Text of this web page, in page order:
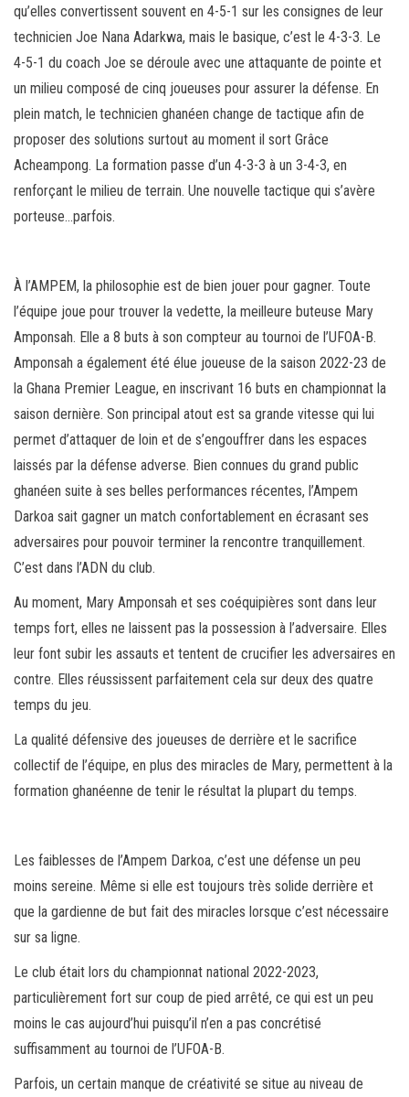
qu’elles convertissent souvent en 4-5-1 sur les consignes de leur
technicien Joe Nana Adarkwa, mais le basique, c’est le 4-3-3. Le
4-5-1 du coach Joe se déroule avec une attaquante de pointe et
un milieu composé de cinq joueuses pour assurer la défense. En
plein match, le technicien ghanéen change de tactique afin de
proposer des solutions surtout au moment il sort Grâce
Acheampong. La formation passe d’un 4-3-3 à un 3-4-3, en
renforçant le milieu de terrain. Une nouvelle tactique qui s’avère
porteuse…parfois.
À l’AMPEM, la philosophie est de bien jouer pour gagner. Toute
l’équipe joue pour trouver la vedette, la meilleure buteuse Mary
Amponsah. Elle a 8 buts à son compteur au tournoi de l’UFOA-B.
Amponsah a également été élue joueuse de la saison 2022-23 de
la Ghana Premier League, en inscrivant 16 buts en championnat la
saison dernière. Son principal atout est sa grande vitesse qui lui
permet d’attaquer de loin et de s’engouffrer dans les espaces
laissés par la défense adverse. Bien connues du grand public
ghanéen suite à ses belles performances récentes, l’Ampem
Darkoa sait gagner un match confortablement en écrasant ses
adversaires pour pouvoir terminer la rencontre tranquillement.
C’est dans l’ADN du club.
Au moment, Mary Amponsah et ses coéquipières sont dans leur
temps fort, elles ne laissent pas la possession à l’adversaire. Elles
leur font subir les assauts et tentent de crucifier les adversaires en
contre. Elles réussissent parfaitement cela sur deux des quatre
temps du jeu.
La qualité défensive des joueuses de derrière et le sacrifice
collectif de l’équipe, en plus des miracles de Mary, permettent à la
formation ghanéenne de tenir le résultat la plupart du temps.
Les faiblesses de l’Ampem Darkoa, c’est une défense un peu
moins sereine. Même si elle est toujours très solide derrière et
que la gardienne de but fait des miracles lorsque c’est nécessaire
sur sa ligne.
Le club était lors du championnat national 2022-2023,
particulièrement fort sur coup de pied arrêté, ce qui est un peu
moins le cas aujourd’hui puisqu’il n’en a pas concrétisé
suffisamment au tournoi de l’UFOA-B.
Parfois, un certain manque de créativité se situe au niveau de